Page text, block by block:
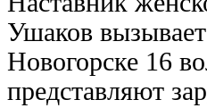
Ушаков
Новогорске 16
представляют